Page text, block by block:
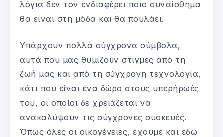
λόγια δεν τον ενδιαφέρει ποιο συναίσθημα
θα είναι στη μόδα και θα πουλάει.
Υπάρχουν πολλά σύγχρονα σύμβολα,
αυτά που μας θυμίζουν στιγμές από τη
ζωή μας και από τη σύγχρονη τεχνολογία,
κάτι που είναι ένα δώρο στους υπερήρωές
του, οι οποίοι δε χρειάζεται να
ανακαλύψουν τις σύγχρονες συσκευές.
Όπως όλες οι οικογένειες, έχουμε και εδώ